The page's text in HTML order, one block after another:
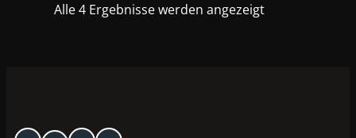
3,5L
Alle 4 Ergebnisse werden angezeigt